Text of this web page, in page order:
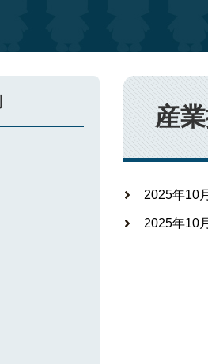
本
文
産
2025年10
2025年10